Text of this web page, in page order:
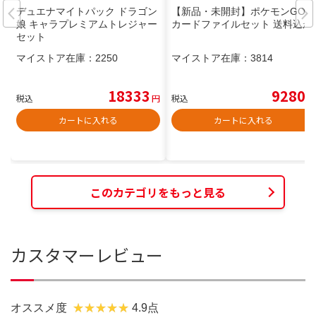
デュエナマイトパック ドラゴン
娘 キャラプレミアムトレジャー
セット
マイストア在庫： 2250
税込 18333 円
カートに入れる
【新品・未開封】ポケモンGO
カードファイルセット 送料込か
マイストア在庫： 3814
税込 9280
カートに入れる
このカテゴリをもっと見る
カスタマーレビュー
オススメ度 4.9点